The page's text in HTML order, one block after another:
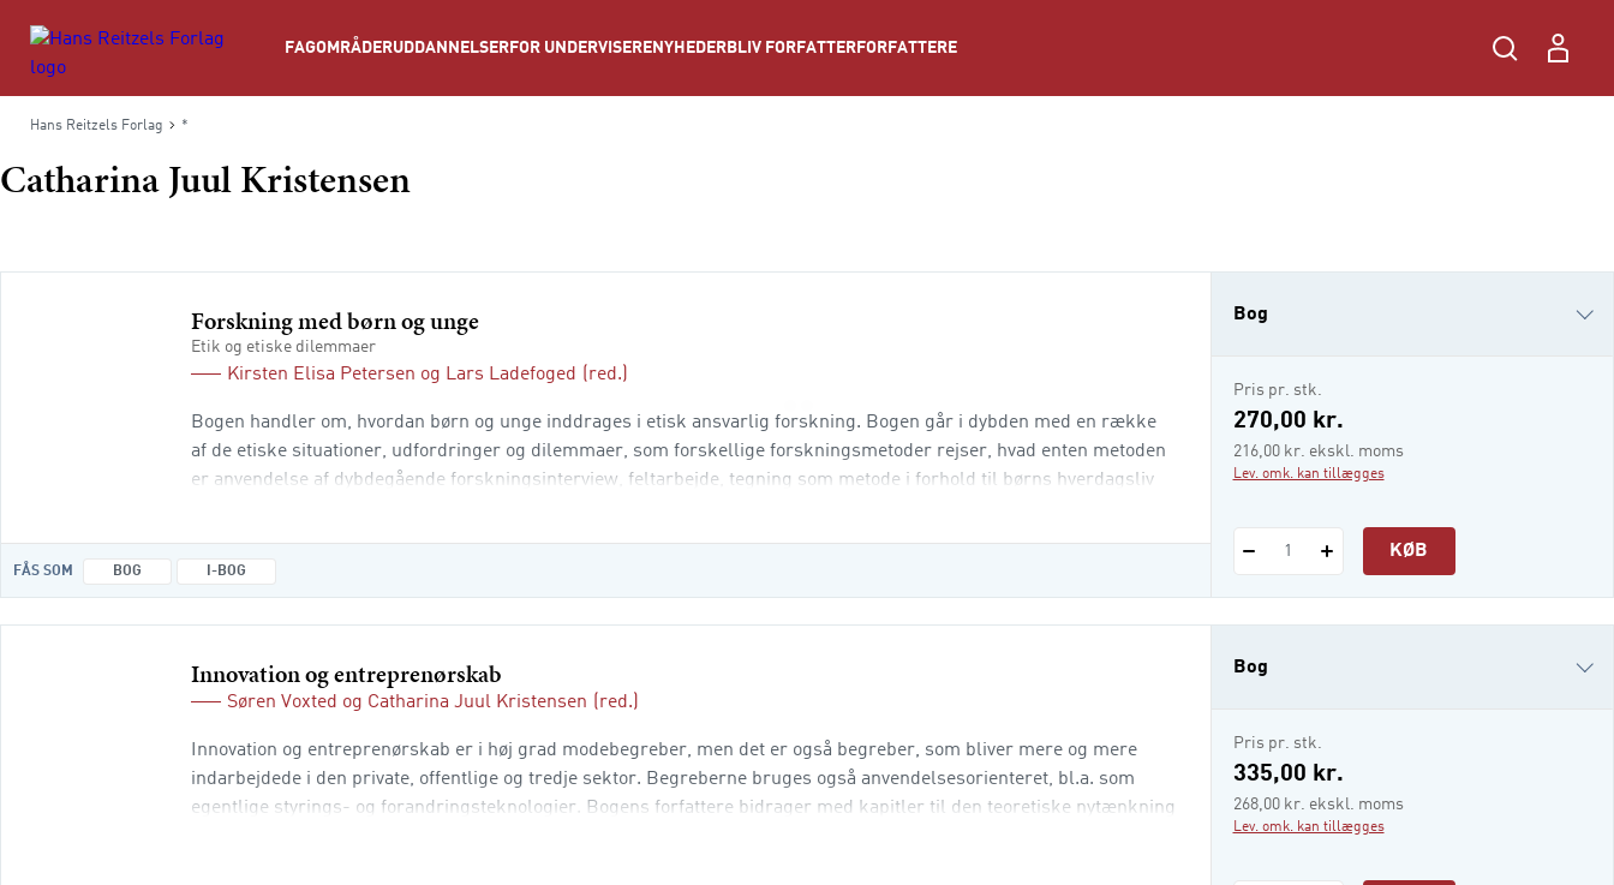
FAGOMRÅDERUDDANNELSER FOR UNDERVISERE NYHEDER BLIV FORFATTER FORFATTERE
Hans Reitzels Forlag *
Catharina Juul Kristensen
Forskning med børn og unge
Etik og etiske dilemmaer
Kirsten Elisa Petersen og Lars Ladefoged (red.)
Bogen handler om, hvordan børn og unge inddrages i etisk ansvarlig forskning. Bogen går i dybden med en række
af de etiske situationer, udfordringer og dilemmaer, som forskellige forskningsmetoder rejser, hvad enten metoden
er anvendelse af dybdegående forskningsinterview, feltarbejde, tegning som metode i forhold til børns hverdagsliv
FÅS SOM BOG I-BOG
Bog
i-bog
Pris pr. stk.
270,00 kr.
216,00 kr. ekskl. moms
Lev. omk. kan tillægges
1 KØB
Innovation og entreprenørskab
Søren Voxted og Catharina Juul Kristensen (red.)
Innovation og entreprenørskab er i høj grad modebegreber, men det er også begreber, som bliver mere og mere
indarbejdede i den private, offentlige og tredje sektor. Begreberne bruges også anvendelsesorienteret, bl.a. som
egentlige styrings- og forandringsteknologier. Bogens forfattere bidrager med kapitler til den teoretiske nytænkning
Bog
i-bog
Pris pr. stk.
335,00 kr.
268,00 kr. ekskl. moms
Lev. omk. kan tillægges